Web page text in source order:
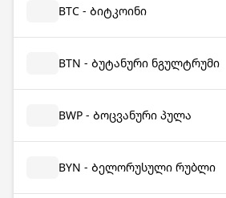
BTC - Ბიტკოინი
BTN - Ბუტანური ნგულტრუმი
BWP - Ბოცვანური პულა
BYN - Ბელორუსული რუბლი